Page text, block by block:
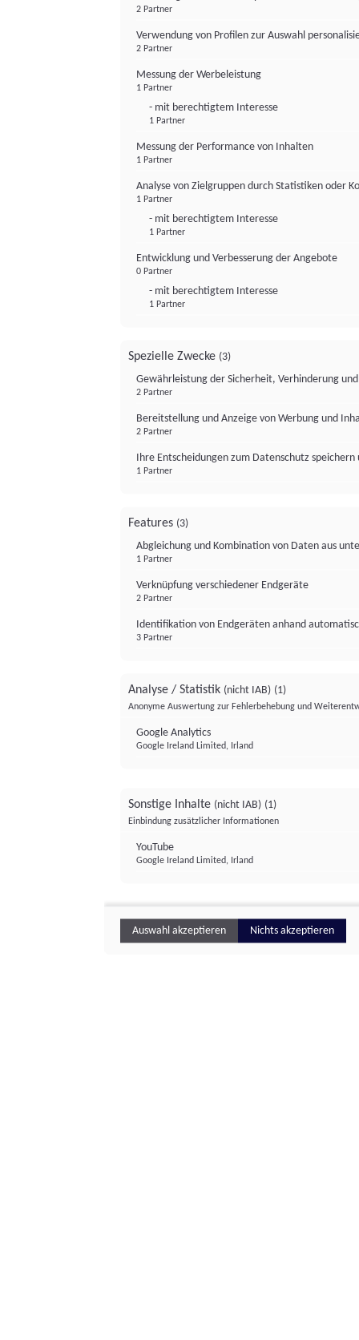
2 Partner
Verwendung von Profilen zur Auswahl
2 Partner
Messung der Werbeleistung
1 Partner
- mit berechtigtem Interesse
1 Partner
Messung der Performance von Inhalten
1 Partner
Analyse von Zielgruppen durch Statistiken oder
1 Partner
- mit berechtigtem Interesse
1 Partner
Entwicklung und Verbesserung der Angebote
0 Partner
- mit berechtigtem Interesse
1 Partner
Spezielle Zwecke (3)
Gewährleistung der Sicherheit, Verhinderung
2 Partner
Bereitstellung und Anzeige von Werbung und
2 Partner
Ihre Entscheidungen zum Datenschutz
1 Partner
Features (3)
Abgleichung und Kombination von Daten aus
1 Partner
Verknüpfung verschiedener Endgeräte
2 Partner
Identifikation von Endgeräten anhand
3 Partner
Analyse / Statistik (nicht IAB) (1)
Anonyme Auswertung zur Fehlerbehebung und
Google Analytics
Google Ireland Limited, Irland
Sonstige Inhalte (nicht IAB) (1)
Einbindung zusätzlicher Informationen
YouTube
Google Ireland Limited, Irland
Auswahl akzeptieren Nichts akzeptieren